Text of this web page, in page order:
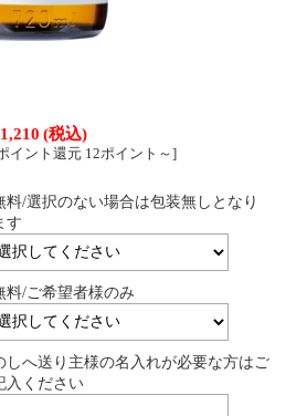
(税込)
イント還元 12ポイント～]
料/選択のない場合は包装無しとなり
す
料/ご希望者様のみ
しへ送り主様の名入れが必要な方はご
入ください